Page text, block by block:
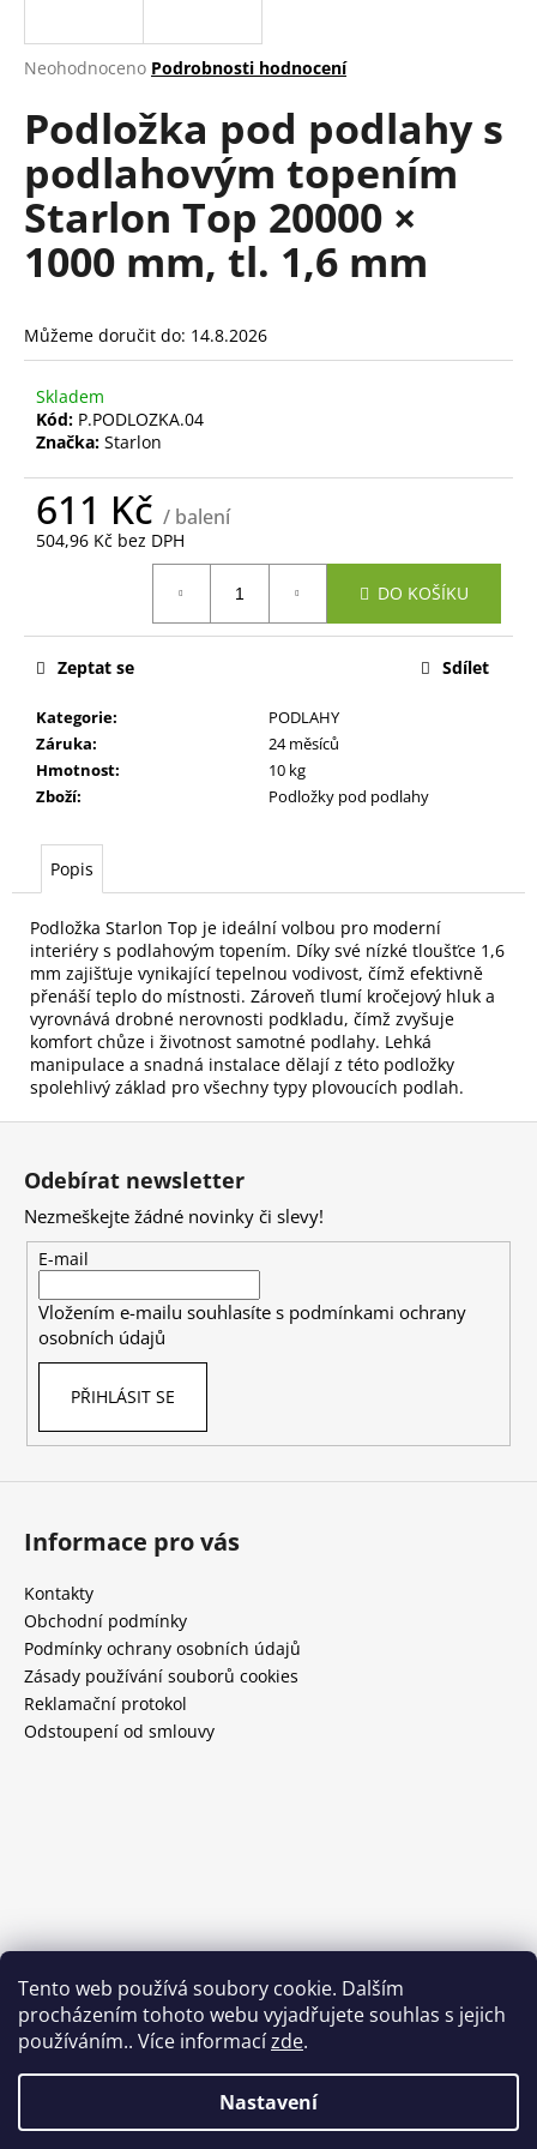
Tento web používá soubory cookie. Dalším
procházením tohoto webu vyjadřujete souhlas s jejich
používáním.. Více informacízde.
Nastavení
Průměrné
produktu
je
5
hvězdiček.
Neohodnoceno Podrobnosti hodnocení
Podložka pod podlahy s
podlahovým topením
Starlon Top 20000 ×
1000 mm, tl. 1,6 mm
Můžeme doručit do: 14.8.2026
Skladem
Kód: P.PODLOZKA.04
Značka: Starlon
611 Kč / balení
504,96 Kč bez DPH
DO KOŠÍKU
Kategorie:
PODLAHY
Záruka:
24 měsíců
Hmotnost:
10 kg
Zboží: Podložky pod podlahy
Zeptat se Sdílet
Popis
Podložka Starlon Top je ideální volbou pro moderní
interiéry s podlahovým topením. Díky své nízké tloušťce 1,6
mm zajišťuje vynikající tepelnou vodivost, čímž efektivně
přenáší teplo do místnosti. Zároveň tlumí kročejový hluk a
vyrovnává drobné nerovnosti podkladu, čímž zvyšuje
komfort chůze i životnost samotné podlahy. Lehká
manipulace a snadná instalace dělají z této podložky
spolehlivý základ pro všechny typy plovoucích podlah.
j
t
?
HLEDAT
D
o
p
r
u
m
e
Z
Odebírat newsletter
Nezmeškejte žádné novinky či slevy!
E-mail
Vložením e-mailu souhlasíte s podmínkami ochrany
osobních údajů
PŘIHLÁSIT SE
Informace pro vás
Kontakty
Obchodní podmínky
Podmínky ochrany osobních údajů
Zásady používání souborů cookies
Reklamační protokol
Odstoupení od smlouvy